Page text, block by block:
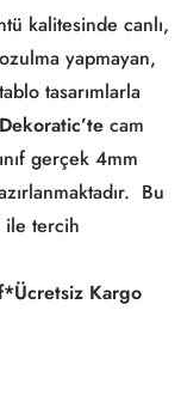
kalitesinde canlı,
yapmayan,
tasarımlarla
Dekoratic’te cam
gerçek 4mm
Bu
ile tercih
Ücretsiz Kargo